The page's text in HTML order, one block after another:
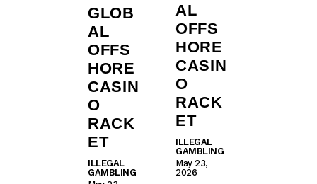
GLOB
AL
OFFS
HORE
CASIN
O
RACK
ET
ILLEGAL
GAMBLING
AL
OFFS
HORE
CASIN
O
RACK
ET
ILLEGAL
GAMBLING
May 23,
2026